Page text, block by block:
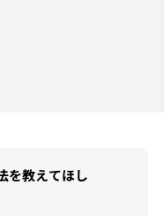
を教えてほし